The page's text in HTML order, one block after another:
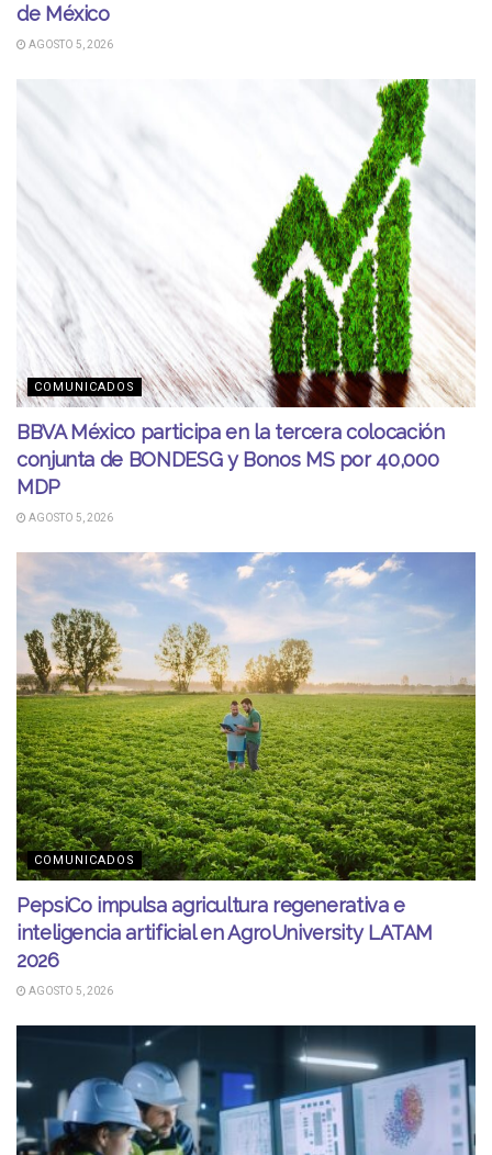
de México
AGOSTO 5, 2026
COMUNICADOS
BBVA México participa en la tercera colocación
conjunta de BONDESG y Bonos MS por 40,000
MDP
AGOSTO 5, 2026
COMUNICADOS
PepsiCo impulsa agricultura regenerativa e
inteligencia artificial en AgroUniversity LATAM
2026
AGOSTO 5, 2026